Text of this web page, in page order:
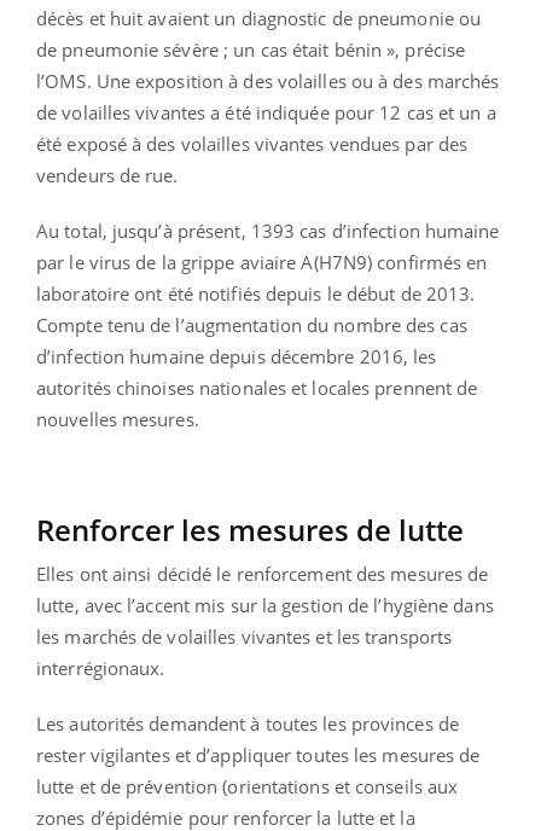
décès et huit avaient un diagnostic de pneumonie ou
de pneumonie sévère ; un cas était bénin », précise
l’OMS. Une exposition à des volailles ou à des marchés
de volailles vivantes a été indiquée pour 12 cas et un a
été exposé à des volailles vivantes vendues par des
vendeurs de rue.
Au total, jusqu’à présent, 1393 cas d’infection humaine
par le virus de la grippe aviaire A(H7N9) confirmés en
laboratoire ont été notifiés depuis le début de 2013.
Compte tenu de l’augmentation du nombre des cas
d’infection humaine depuis décembre 2016, les
autorités chinoises nationales et locales prennent de
nouvelles mesures.
Renforcer les mesures de lutte
Elles ont ainsi décidé le renforcement des mesures de
lutte, avec l’accent mis sur la gestion de l’hygiène dans
les marchés de volailles vivantes et les transports
interrégionaux.
Les autorités demandent à toutes les provinces de
rester vigilantes et d’appliquer toutes les mesures de
lutte et de prévention (orientations et conseils aux
zones d’épidémie pour renforcer la lutte et la